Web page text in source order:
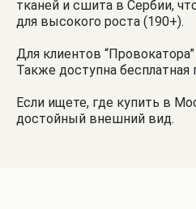
тканей и сшита в Сербии,
для высокого роста (190+).
Для клиентов
Также доступна
Если ищете, где купить в
достойный внешний вид.